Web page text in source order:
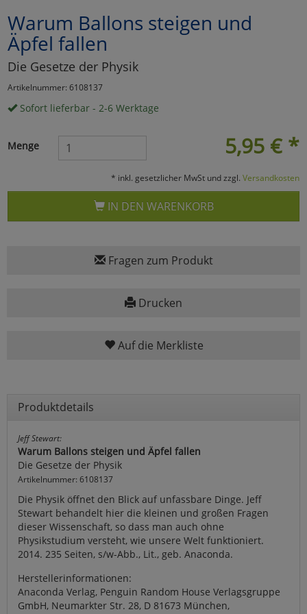
Warum Ballons steigen und
Äpfel fallen
Die Gesetze der Physik
Artikelnummer: 6108137
Sofort lieferbar - 2-6 Werktage
5,95 € *
Menge
* inkl. gesetzlicher MwSt und zzgl. Versandkosten
IN DEN WARENKORB
Fragen zum Produkt
Drucken
Auf die Merkliste
Produktdetails
Jeff Stewart:
Warum Ballons steigen und Äpfel fallen
Die Gesetze der Physik
Artikelnummer: 6108137
Die Physik öffnet den Blick auf unfassbare Dinge. Jeff
Stewart behandelt hier die kleinen und großen Fragen
dieser Wissenschaft, so dass man auch ohne
Physikstudium versteht, wie unsere Welt funktioniert.
2014. 235 Seiten, s/w-Abb., Lit., geb. Anaconda.
Herstellerinformationen:
Anaconda Verlag, Penguin Random House Verlagsgruppe
GmbH, Neumarkter Str. 28, D 81673 München,
Marketing
Umfragetools
Cookies
Alle Akzeptieren
zurückzu Haupptseite